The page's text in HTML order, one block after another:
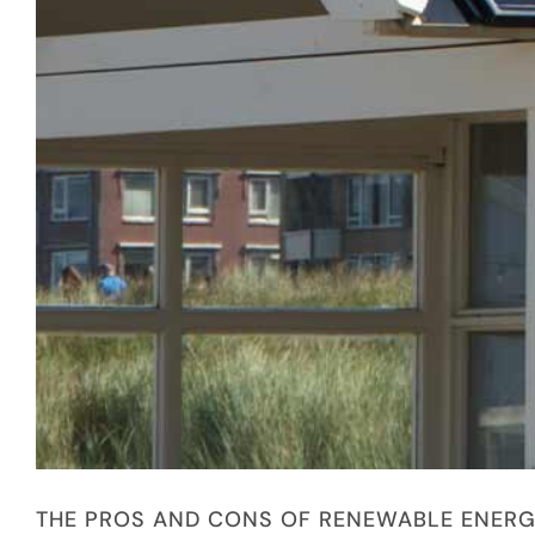
THE PROS AND CONS OF RENEWABLE